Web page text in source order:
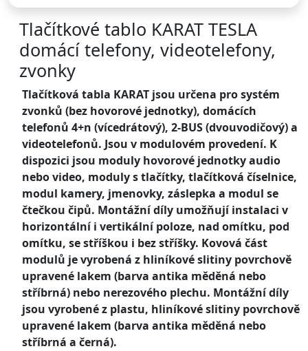
Tlačítkové tablo KARAT TESLA
domácí telefony, videotelefony,
zvonky
Tlačítková tabla KARAT jsou určena pro systém
zvonků (bez hovorové jednotky), domácích
telefonů 4+n (vícedrátový), 2-BUS (dvouvodičový) a
videotelefonů. Jsou v modulovém provedení. K
dispozici jsou moduly hovorové jednotky audio
nebo video, moduly s tlačítky, tlačítková číselnice,
modul kamery, jmenovky, záslepka a modul se
čtečkou čipů. Montážní díly umožňují instalaci v
horizontální i vertikální poloze, nad omítku, pod
omítku, se stříškou i bez stříšky. Kovová část
modulů je vyrobená z hliníkové slitiny povrchově
upravené lakem (barva antika měděná nebo
stříbrná) nebo nerezového plechu. Montážní díly
jsou vyrobené z plastu, hliníkové slitiny povrchově
upravené lakem (barva antika měděná nebo
stříbrná a černá).